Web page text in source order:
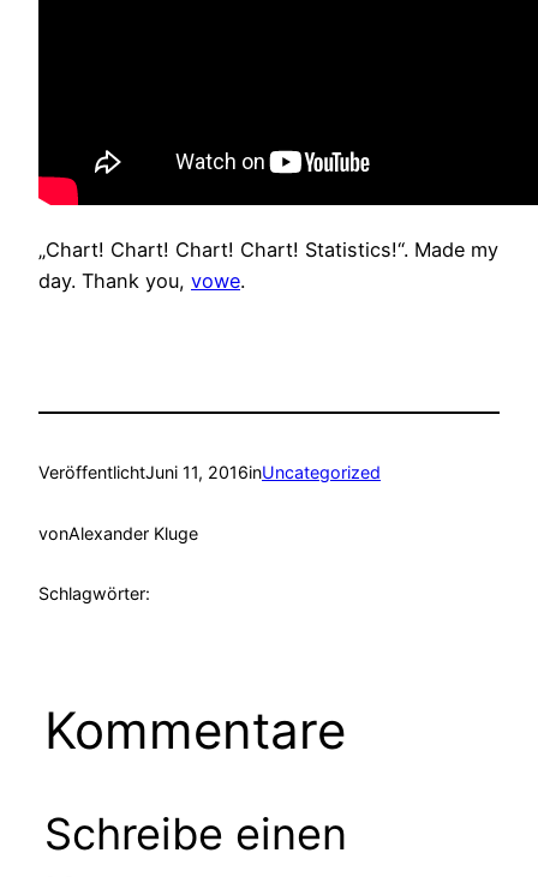
„Chart! Chart! Chart! Chart! Statistics!“. Made my
day. Thank you, vowe.
VeröffentlichtJuni 11, 2016inUncategorized
vonAlexander Kluge
Schlagwörter:
Kommentare
Schreibe einen